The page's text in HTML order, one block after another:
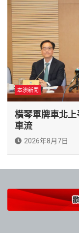
本澳新聞
橫琴單牌車北
車流
2026年8月7日